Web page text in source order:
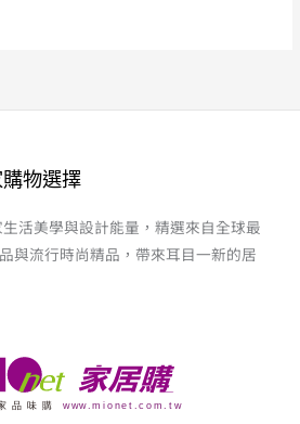
物選擇
活美學與設計能量，精選來自全球最
與流行時尚精品，帶來耳目一新的居